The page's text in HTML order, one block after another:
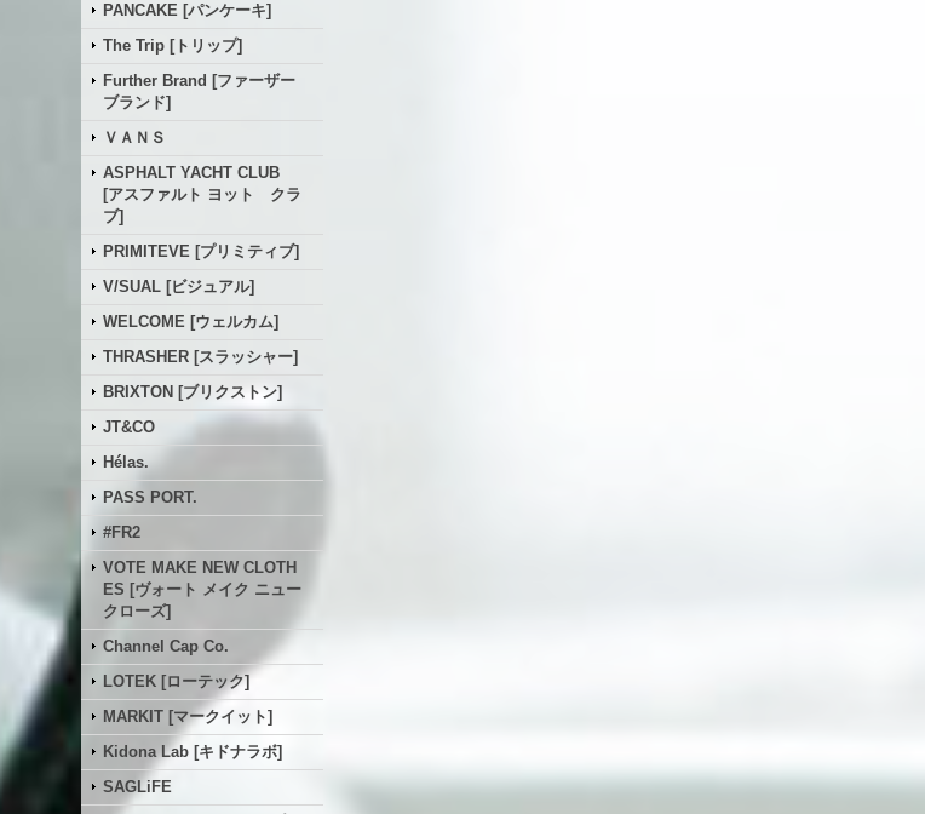
PANCAKE [パンケーキ]
The Trip [トリップ]
Further Brand [ファーザー
ブランド]
ＶＡＮＳ
ASPHALT YACHT CLUB
[アスファルト ヨット クラ
ブ]
PRIMITEVE [プリミティブ]
V/SUAL [ビジュアル]
WELCOME [ウェルカム]
THRASHER [スラッシャー]
BRIXTON [ブリクストン]
JT&CO
Hélas.
PASS PORT.
#FR2
VOTE MAKE NEW CLOTH
ES [ヴォート メイク ニュー
クローズ]
Channel Cap Co.
LOTEK [ローテック]
MARKIT [マークイット]
Kidona Lab [キドナラボ]
SAGLiFE